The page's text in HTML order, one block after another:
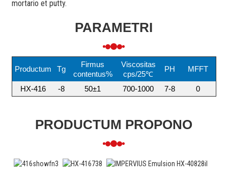
mortario et putty.
PARAMETRI
Productum Tg
Firmus
contentus%
Viscositas
cps/25℃
PH MFFT
HX-416 -8 50±1 700-1000 7-8 0
PRODUCTUM PROPONO